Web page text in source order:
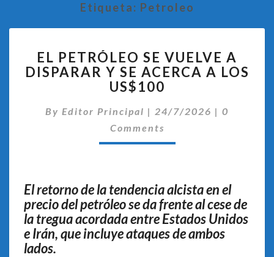
Etiqueta: Petroleo
PETRÓLEO
SE
VUELVE
DISPARAR
Y
US$100
EL PETRÓLEO SE VUELVE A
DISPARAR Y SE ACERCA A LOS
US$100
By Editor Principal | 24/7/2026 | 0
Comments
El retorno de la tendencia alcista en el
precio del petróleo se da frente al cese de
la tregua acordada entre Estados Unidos
e Irán, que incluye ataques de ambos
lados.